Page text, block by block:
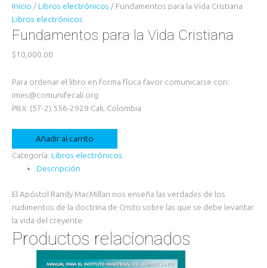
Inicio / Libros electrónicos / Fundamentos para la Vida Cristiana
Libros electrónicos
Fundamentos para la Vida Cristiana
$10,000.00
Para ordenar el libro en forma física favor comunicarse con:
imes@comunifecali.org
PBX: (57-2) 556-2929 Cali, Colombia
Fundamentos
para
la
cantidad
Añadir al carrito
Categoría: Libros electrónicos
Descripción
El Apóstol Randy MacMillan nos enseña las verdades de los
rudimentos de la doctrina de Cristo sobre las que se debe levantar
la vida del creyente.
Productos relacionados